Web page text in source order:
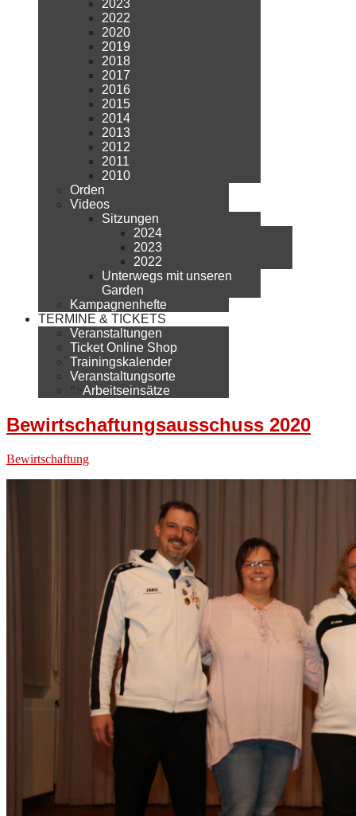
2023
2022
2020
2019
2018
2017
2016
2015
2014
2013
2012
2011
2010
Orden
Videos
Sitzungen
2024
2023
2022
Unterwegs mit unseren
Garden
Kampagnenhefte
TERMINE & TICKETS
Veranstaltungen
Ticket Online Shop
Trainingskalender
Veranstaltungsorte
">Arbeitseinsätze
Bewirtschaftungsausschuss 2020
Bewirtschaftung